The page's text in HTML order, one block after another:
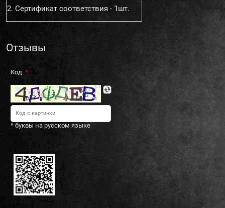
2. Сертификат соответствия - 1шт.
Отзывы
Код
* буквы на русском языке